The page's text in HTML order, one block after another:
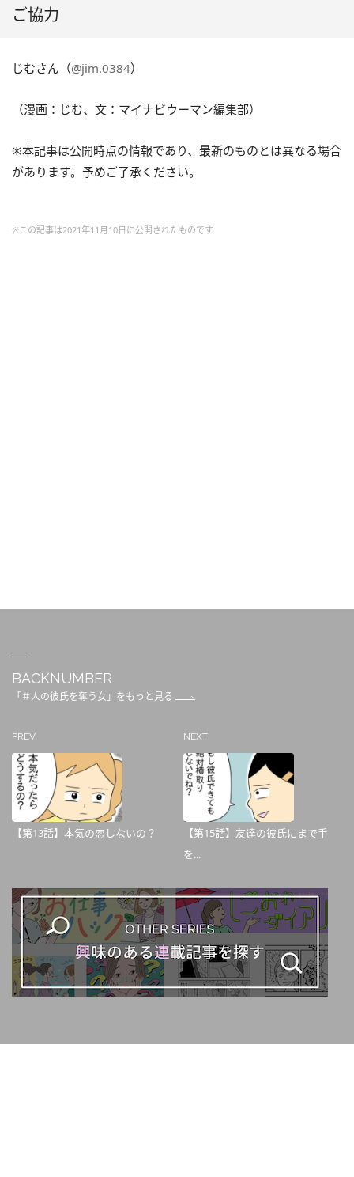
ご協力
じむさん（@jim.0384）
（漫画：じむ、文：マイナビウーマン編集部）
※本記事は公開時点の情報であり、最新のものとは異なる場合
があります。予めご了承ください。
※この記事は2021年11月10日に公開されたものです
BACKNUMBER
「＃人の彼氏を奪う女」をもっと見る
PREV
【第13話】本気の恋しないの？
NEXT
【第15話】友達の彼氏にまで手
を...